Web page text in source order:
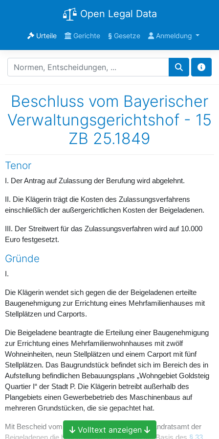
Open Legal Data
Urteile Gerichte §Gesetze Anmeldung
Beschluss vom Bayerischer
Verwaltungsgerichtshof - 15
ZB 25.1849
Tenor
I. Der Antrag auf Zulassung der Berufung wird abgelehnt.
II. Die Klägerin trägt die Kosten des Zulassungsverfahrens
einschließlich der außergerichtlichen Kosten der Beigeladenen.
III. Der Streitwert für das Zulassungsverfahren wird auf 10.000
Euro festgesetzt.
Gründe
I.
Die Klägerin wendet sich gegen die der Beigeladenen erteilte
Baugenehmigung zur Errichtung eines Mehrfamilienhauses mit
Stellplätzen und Carports.
Die Beigeladene beantragte die Erteilung einer Baugenehmigung
zur Errichtung eines Mehrfamilienwohnhauses mit zwölf
Wohneinheiten, neun Stellplätzen und einem Carport mit fünf
Stellplätzen. Das Baugrundstück befindet sich im Bereich des in
Aufstellung befindlichen Bebauungsplans „Wohngebiet Goldsteig
Quartier I“ der Stadt P. Die Klägerin betreibt außerhalb des
Plangebiets einen Gewerbebetrieb des Maschinenbaus auf
mehreren Grundstücken, die sie gepachtet hat.
Mit Bescheid vom 20. März 2025 erteilte das Landratsamt der
Beigeladenen die beantragte Genehmigung auf Basis des § 33
Volltext anzeigen